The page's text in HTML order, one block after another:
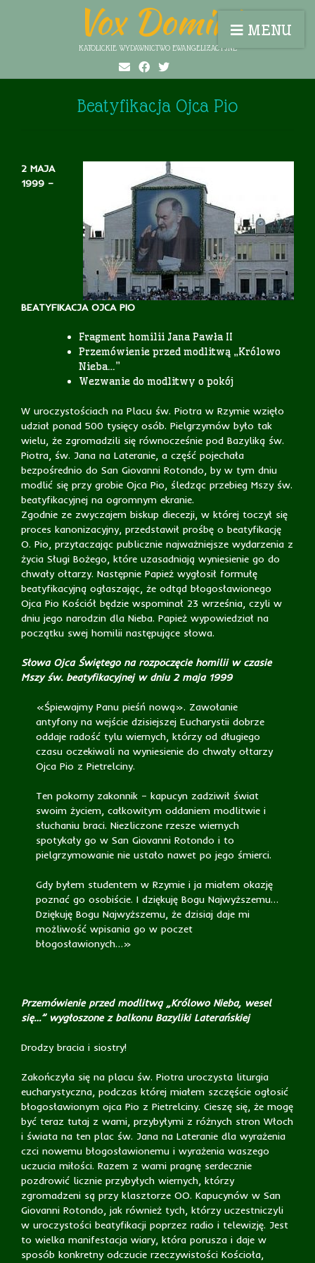
Vox Domini
KATOLICKIE WYDAWNICTWO EWANGELIZACYJNE
MENU
Beatyfikacja Ojca Pio
2 MAJA
1999 –
BEATYFIKACJA OJCA PIO
Fragment homilii Jana Pawła II
Przemówienie przed modlitwą „Królowo
Nieba…”
Wezwanie do modlitwy o pokój
W uroczystościach na Placu św. Piotra w Rzymie wzięło
udział ponad 500 tysięcy osób. Pielgrzymów było tak
wielu, że zgromadzili się równocześnie pod Bazyliką św.
Piotra, św. Jana na Lateranie, a część pojechała
bezpośrednio do San Giovanni Rotondo, by w tym dniu
modlić się przy grobie Ojca Pio, śledząc przebieg Mszy św.
beatyfikacyjnej na ogromnym ekranie.
Zgodnie ze zwyczajem biskup diecezji, w której toczył się
proces kanonizacyjny, przedstawił prośbę o beatyfikację
O. Pio, przytaczając publicznie najważniejsze wydarzenia z
życia Sługi Bożego, które uzasadniają wyniesienie go do
chwały ołtarzy. Następnie Papież wygłosił formułę
beatyfikacyjną ogłaszając, że odtąd błogosławionego
Ojca Pio Kościół będzie wspominał 23 września, czyli w
dniu jego narodzin dla Nieba. Papież wypowiedział na
początku swej homilii następujące słowa.
Słowa Ojca Świętego na rozpoczęcie homilii w czasie
Mszy św. beatyfikacyjnej w dniu 2 maja 1999
«Śpiewajmy Panu pieśń nową». Zawołanie
antyfony na wejście dzisiejszej Eucharystii dobrze
oddaje radość tylu wiernych, którzy od długiego
czasu oczekiwali na wyniesienie do chwały ołtarzy
Ojca Pio z Pietrelciny.
Ten pokorny zakonnik – kapucyn zadziwił świat
swoim życiem, całkowitym oddaniem modlitwie i
słuchaniu braci. Niezliczone rzesze wiernych
spotykały go w San Giovanni Rotondo i to
pielgrzymowanie nie ustało nawet po jego śmierci.
Gdy byłem studentem w Rzymie i ja miałem okazję
poznać go osobiście. I dziękuję Bogu Najwyższemu…
Dziękuję Bogu Najwyższemu, że dzisiaj daje mi
możliwość wpisania go w poczet
błogosławionych…»
Przemówienie przed modlitwą „Królowo Nieba, wesel
się…” wygłoszone z balkonu Bazyliki Laterańskiej
Drodzy bracia i siostry!
Zakończyła się na placu św. Piotra uroczysta liturgia
eucharystyczna, podczas której miałem szczęście ogłosić
błogosławionym ojca Pio z Pietrelciny. Cieszę się, że mogę
być teraz tutaj z wami, przybyłymi z różnych stron Włoch
i świata na ten plac św. Jana na Lateranie dla wyrażenia
czci nowemu błogosławionemu i wyrażenia waszego
uczucia miłości. Razem z wami pragnę serdecznie
pozdrowić licznie przybyłych wiernych, którzy
zgromadzeni są przy klasztorze OO. Kapucynów w San
Giovanni Rotondo, jak również tych, którzy uczestniczyli
w uroczystości beatyfikacji poprzez radio i telewizję. Jest
to wielka manifestacja wiary, która porusza i daje w
sposób konkretny odczucie rzeczywistości Kościoła,